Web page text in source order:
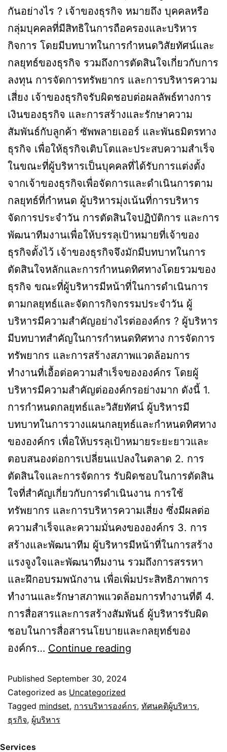
กันอย่างไร ? เจ้าของธุรกิจ หมายถึง บุคคลหรือ
กลุ่มบุคคลที่มีสิทธิในการถือครองและบริหาร
กิจการ โดยมีบทบาทในการกำหนดวิสัยทัศน์และ
กลยุทธ์ของธุรกิจ รวมถึงการตัดสินใจเกี่ยวกับการ
ลงทุน การจัดการทรัพยากร และการบริหารความ
เสี่ยง เจ้าของธุรกิจรับผิดชอบต่อผลลัพธ์ทางการ
เงินของธุรกิจ และการสร้างและรักษาความ
สัมพันธ์กับลูกค้า ซัพพลายเออร์ และพันธมิตรทาง
ธุรกิจ เพื่อให้ธุรกิจเติบโตและประสบความสำเร็จ
ในขณะที่ผู้บริหารเป็นบุคคลที่ได้รับการแต่งตั้ง
จากเจ้าของธุรกิจเพื่อจัดการและดำเนินการตาม
กลยุทธ์ที่กำหนด ผู้บริหารมุ่งเน้นที่การบริหาร
จัดการประจำวัน การตัดสินใจปฏิบัติการ และการ
พัฒนาทีมงานเพื่อให้บรรลุเป้าหมายที่เจ้าของ
ธุรกิจตั้งไว้ เจ้าของธุรกิจจึงมักมีบทบาทในการ
ตัดสินใจหลักและการกำหนดทิศทางโดยรวมของ
ธุรกิจ ขณะที่ผู้บริหารมีหน้าที่ในการดำเนินการ
ตามกลยุทธ์และจัดการกิจกรรมประจำวัน ผู้
บริหารมีความสำคัญอย่างไรต่อองค์กร ? ผู้บริหาร
มีบทบาทสำคัญในการกำหนดทิศทาง การจัดการ
ทรัพยากร และการสร้างสภาพแวดล้อมการ
ทำงานที่เอื้อต่อความสำเร็จขององค์กร โดยผู้
บริหารมีความสำคัญต่อองค์กรอย่างมาก ดังนี้ 1.
การกำหนดกลยุทธ์และวิสัยทัศน์ ผู้บริหารมี
บทบาทในการวางแผนกลยุทธ์และกำหนดทิศทาง
ขององค์กร เพื่อให้บรรลุเป้าหมายระยะยาวและ
ตอบสนองต่อการเปลี่ยนแปลงในตลาด 2. การ
ตัดสินใจและการจัดการ รับผิดชอบในการตัดสิน
ใจที่สำคัญเกี่ยวกับการดำเนินงาน การใช้
ทรัพยากร และการบริหารความเสี่ยง ซึ่งมีผลต่อ
ความสำเร็จและความมั่นคงขององค์กร 3. การ
สร้างและพัฒนาทีม ผู้บริหารมีหน้าที่ในการสร้าง
แรงจูงใจและพัฒนาทีมงาน รวมถึงการสรรหา
และฝึกอบรมพนักงาน เพื่อเพิ่มประสิทธิภาพการ
ทำงานและรักษาสภาพแวดล้อมการทำงานที่ดี 4.
การสื่อสารและการสร้างสัมพันธ์ ผู้บริหารรับผิด
ชอบในการสื่อสารนโยบายและกลยุทธ์ของ
องค์กร… Continue reading
สำเร็จ:
Published September 30, 2024
Categorized as Uncategorized
Tagged mindset, การบริหารองค์กร, ทัศนคติผู้บริหาร,
ธุรกิจ, ผู้บริหาร
Services